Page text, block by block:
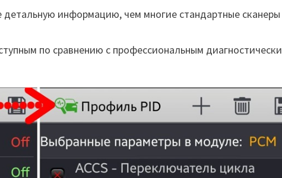
детальную информацию, чем многие стандартные сканеры
по сравнению с профессиональным